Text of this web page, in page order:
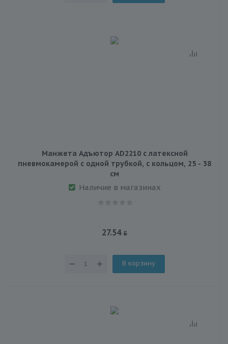
Манжета Адъютор AD2210 с латексной
пневмокамерой с одной трубкой, с кольцом, 25 - 38
см
Наличие в магазинах
27.54
В корзину